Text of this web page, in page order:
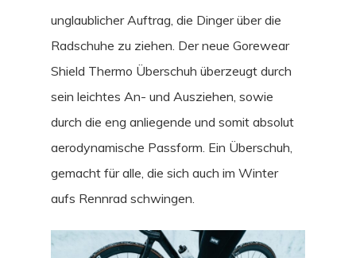
unglaublicher Auftrag, die Dinger über die
Radschuhe zu ziehen. Der neue Gorewear
Shield Thermo Überschuh überzeugt durch
sein leichtes An- und Ausziehen, sowie
durch die eng anliegende und somit absolut
aerodynamische Passform. Ein Überschuh,
gemacht für alle, die sich auch im Winter
aufs Rennrad schwingen.